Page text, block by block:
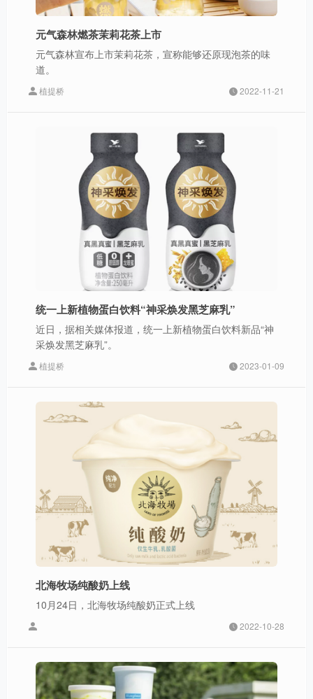
元气森林燃茶茉莉花茶上市
元气森林宣布上市茉莉花茶，宣称能够还原现泡茶的味
道。
植提桥 2022-11-21
统一上新植物蛋白饮料“神采焕发黑芝麻乳”
近日，据相关媒体报道，统一上新植物蛋白饮料新品“神
采焕发黑芝麻乳”。
植提桥 2023-01-09
北海牧场纯酸奶上线
10月24日，北海牧场纯酸奶正式上线
2022-10-28